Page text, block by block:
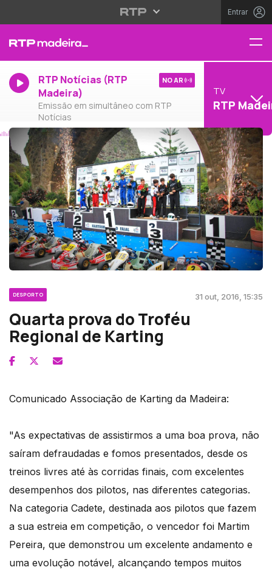
Entrar
RTP Notícias (RTP
Madeira)
Emissão em simultâneo com RTP
Notícias
NO AR
TV
RTP
DESPORTO 31 out, 2016, 15:35
Quarta prova do Troféu
Regional de Karting
Comunicado Associação de Karting da Madeira:
"As expectativas de assistirmos a uma boa prova, não
saíram defraudadas e fomos presentados, desde os
treinos livres até às corridas finais, com excelentes
desempenhos dos pilotos, nas diferentes categorias.
Na categoria Cadete, destinada aos pilotos que fazem
a sua estreia em competição, o vencedor foi Martim
Pereira, que demonstrou um excelente andamento e
uma evolução notável, alcançando tempos muitos